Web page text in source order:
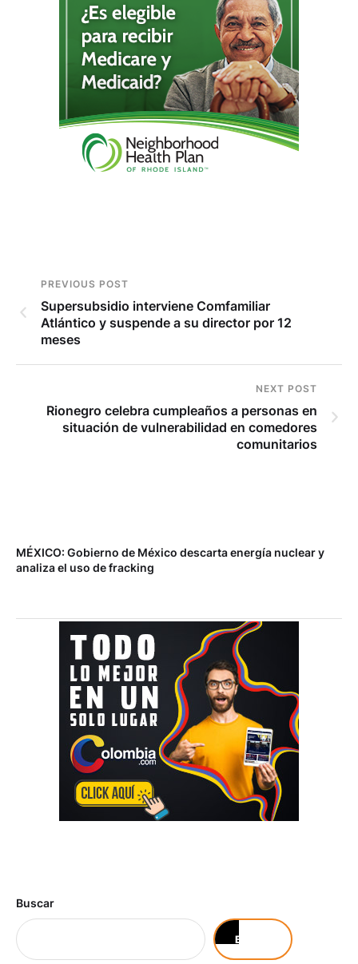
PREVIOUS POST
Supersubsidio interviene Comfamiliar
Atlántico y suspende a su director por 12
meses
NEXT POST
Rionegro celebra cumpleaños a personas en
situación de vulnerabilidad en comedores
comunitarios
MÉXICO: Gobierno de México descarta energía nuclear y
analiza el uso de fracking
Buscar
Buscar